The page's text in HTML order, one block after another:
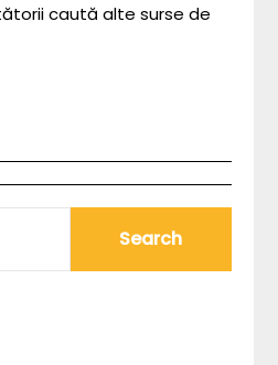
caută alte surse de